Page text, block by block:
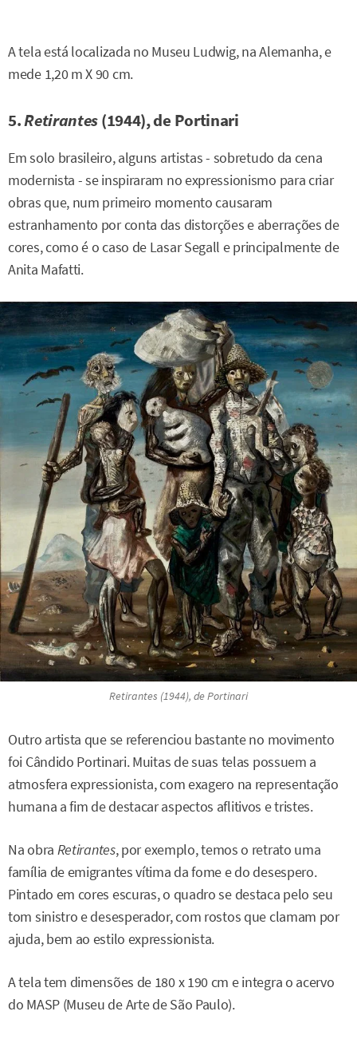
A tela está localizada no Museu Ludwig, na Alemanha, e
mede 1,20 m X 90 cm.
5.Retirantes(1944), de Portinari
Em solo brasileiro, alguns artistas - sobretudo da cena
modernista - se inspiraram no expressionismo para criar
obras que, num primeiro momento causaram
estranhamento por conta das distorções e aberrações de
cores, como é o caso de Lasar Segall e principalmente de
Anita Mafatti.
Retirantes (1944), de Portinari
Outro artista que se referenciou bastante no movimento
foi Cândido Portinari. Muitas de suas telas possuem a
atmosfera expressionista, com exagero na representação
humana a fim de destacar aspectos aflitivos e tristes.
Na obra Retirantes, por exemplo, temos o retrato uma
família de emigrantes vítima da fome e do desespero.
Pintado em cores escuras, o quadro se destaca pelo seu
tom sinistro e desesperador, com rostos que clamam por
ajuda, bem ao estilo expressionista.
A tela tem dimensões de 180 x 190 cm e integra o acervo
do MASP (Museu de Arte de São Paulo).